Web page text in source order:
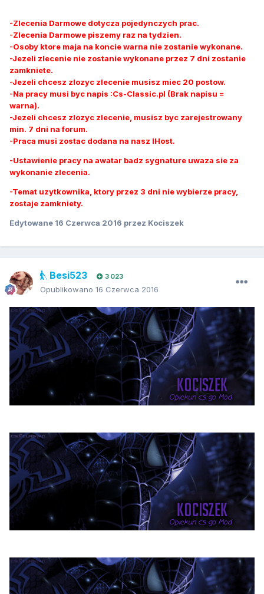
-Zlecenia Darmowe dotycza pojedynczych prac.
-Zlecenia Darmowe piszemy raz na tydzien.
-Osoby ktore maja na koncie warna nie zostanie wykonane.
-Jezeli zlecenie nie zostanie wykonane przez 7 dni zostanie
zamkniete.
-Jezeli chcesz zlozyc zlecenie musisz miec 20 postow.
-Na pracy musi byc napis :Cs-Classic.pl (Brak napisu =
warna).
-Jezeli chcesz zlozyc zlecenie, musisz byc zarejestrowany
min. 7 dni na forum.
-Praca musi zostac dodana na nasz IHost.
-Ustawienie pracy na awatar badz sygnature uwaza sie za
wykonanie zlecenia.
-Temat uzytkownika, ktory przez 3 dni nie wybierze pracy,
zostaje zamkniety.
Edytowane 16 Czerwca 2016 przez Kociszek
Besi523 3 023
Opublikowano 16 Czerwca 2016